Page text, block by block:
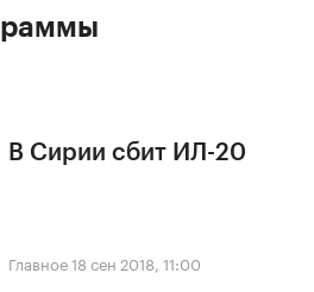
В Сирии сбит ИЛ-20
Главное18 сен 2018, 11:00